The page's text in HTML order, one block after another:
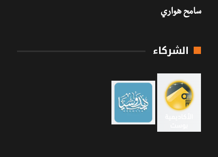
سامح هواري
الشركاء